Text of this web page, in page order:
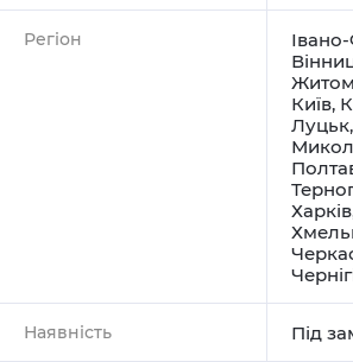
Регіон
Київ,
Луцьк,
Харків
Наявність Під